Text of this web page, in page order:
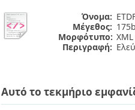
Όνομα:
Μέγεθος:
Μορφότυπο: XML
Περιγραφή:
Αυτό το τεκμήριο